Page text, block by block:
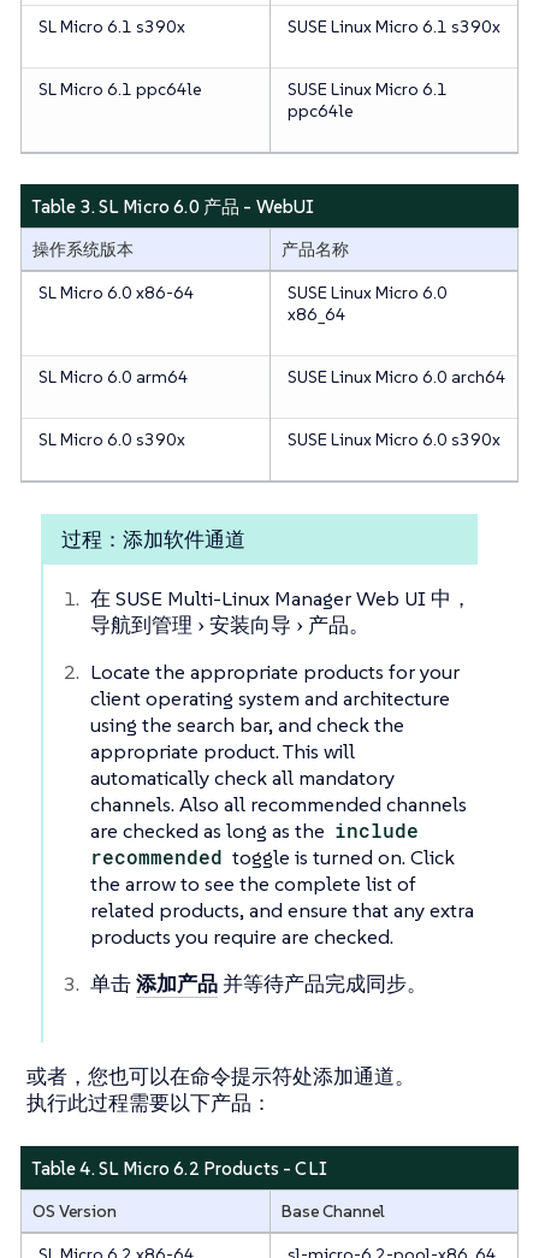
SL Micro 6.1 s390x SUSE Linux Micro 6.1 s390x
SL Micro 6.1 ppc64le
SUSE Linux Micro 6.1
ppc64le
Table 3. SL Micro 6.0 产品 - WebUI
操作系统版本
产品名称
SL Micro 6.0 x86-64
SUSE Linux Micro 6.0
x86_64
SL Micro 6.0 arm64 SUSE Linux Micro 6.0 arch64
SL Micro 6.0 s390x SUSE Linux Micro 6.0 s390x
过程：添加软件通道
在 SUSE Multi-Linux Manager Web UI 中，
导航到管理 安装向导 产品。
Locate the appropriate products for your
client operating system and architecture
using the search bar, and check the
appropriate product. This will
automatically check all mandatory
channels. Also all recommended channels
are checked as long as the include
recommended toggle is turned on. Click
the arrow to see the complete list of
related products, and ensure that any extra
products you require are checked.
单击添加产品 并等待产品完成同步。
或者，您也可以在命令提示符处添加通道。
执行此过程需要以下产品：
Table 4. SL Micro 6.2 Products - CLI
OS Version
Base Channel